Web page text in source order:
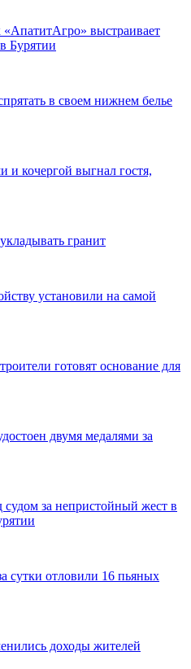
выстраивает
Бурятии
в своем нижнем белье
и кочергой выгнал гостя,
гранит
установили на самой
готовят основание для
двумя медалями за
судом за непристойный жест в
сутки отловили 16 пьяных
доходы жителей